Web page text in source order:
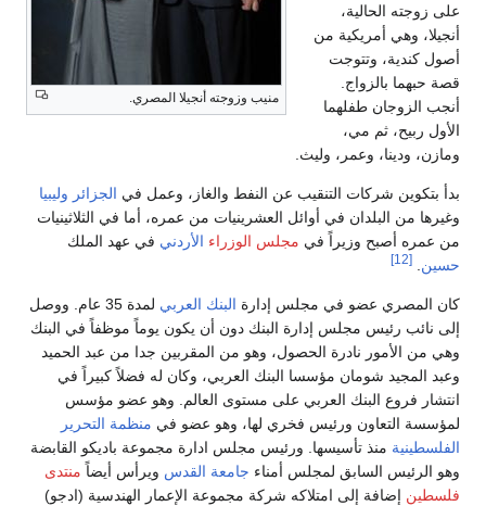
منيب وزوجته أنجيلا المصري.
على زوجته الحالية،
أنجيلا، وهي أمريكية من
أصول كندية، وتتوجت
قصة حبهما بالزواج.
أنجب الزوجان طفلهما
الأول ربيح، ثم مي،
ومازن، ودينا، وعمر، وليث.
بدأ بتكوين شركات التنقيب عن النفط والغاز، وعمل في الجزائر وليبيا
وغيرها من البلدان في أوائل العشرينيات من عمره، أما في الثلاثينيات
من عمره أصبح وزيراً في مجلس الوزراء الأردني في عهد الملك
حسين
[12]
كان المصري عضو في مجلس إدارة البنك العربي
لمدة 35 عام. ووصل
إلى نائب رئيس مجلس إدارة البنك دون أن يكون يوماً موظفاً في البنك
وهي من الأمور نادرة الحصول، وهو من المقربين جدا من عبد الحميد
وعبد المجيد شومان مؤسسا البنك العربي، وكان له فضلاً كبيراً في
انتشار فروع البنك العربي على مستوى العالم. وهو عضو مؤسس
لمؤسسة التعاون ورئيس فخري لها، وهو عضو في منظمة التحرير
الفلسطينية منذ تأسيسها. ورئيس مجلس ادارة مجموعة باديكو القابضة
وهو الرئيس السابق لمجلس أمناء جامعة القدس ويرأس أيضاً منتدى
فلسطين إضافة إلى امتلاكه شركة مجموعة الإعمار الهندسية (ادجو)